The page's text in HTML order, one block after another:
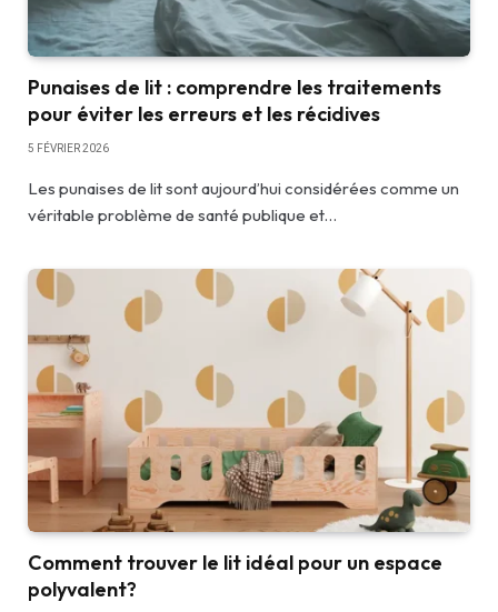
Punaises de lit : comprendre les traitements
pour éviter les erreurs et les récidives
5 FÉVRIER 2026
Les punaises de lit sont aujourd’hui considérées comme un
véritable problème de santé publique et…
Comment trouver le lit idéal pour un espace
polyvalent?